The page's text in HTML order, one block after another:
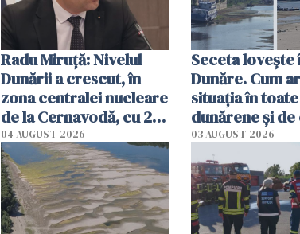
Radu Miruţă: Nivelul
Dunării a crescut, în
zona centralei nucleare
de la Cernavodă, cu 2
cm faţă de ziua trecută
04 AUGUST 2026
Seceta
Dunăre. Cum
situația în
dunărene și de
România
efectele, deși a
în iulie
03 AUGUST 2026